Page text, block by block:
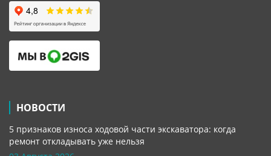
НОВОСТИ
5 признаков износа ходовой части экскаватора: когда
ремонт откладывать уже нельзя